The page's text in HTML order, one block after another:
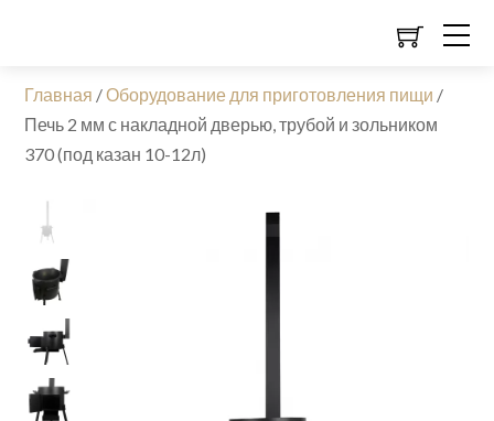
Главная /Оборудование для приготовления пищи /
Печь 2 мм с накладной дверью, трубой и зольником
370 (под казан 10-12л)